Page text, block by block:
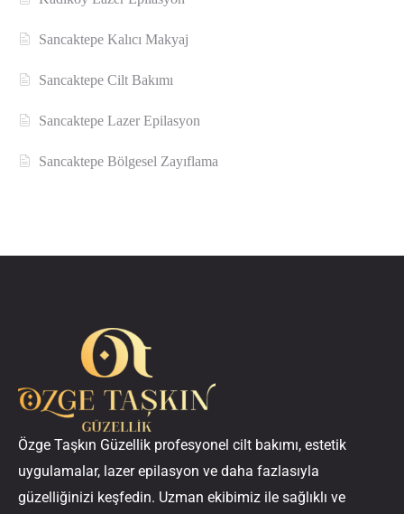
Sancaktepe Kalıcı Makyaj
Sancaktepe Cilt Bakımı
Sancaktepe Lazer Epilasyon
Sancaktepe Bölgesel Zayıflama
Özge Taşkın Güzellik profesyonel cilt bakımı, estetik
uygulamalar, lazer epilasyon ve daha fazlasıyla
güzelliğinizi keşfedin. Uzman ekibimiz ile sağlıklı ve